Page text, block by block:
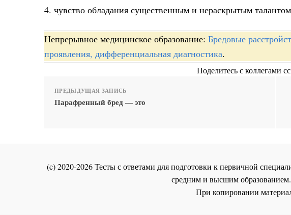
4. чувство обладания существенным и нераскрытым
Непрерывное медицинское образование: Бредовые
проявления, дифференциальная диагностика.
Поделитесь с коллегами
ПРЕДЫДУЩАЯ ЗАПИСЬ
Парафренный бред — это
(c) 2020-2026 Тесты с ответами для подготовки к первичной
средним и высшим
При копировании